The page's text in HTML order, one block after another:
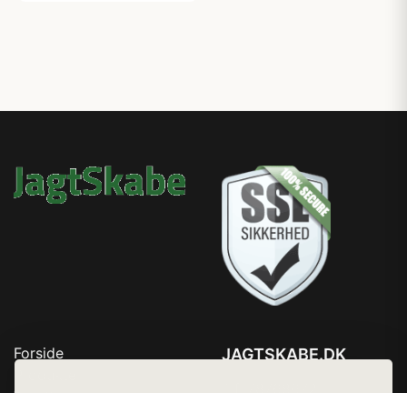
Forside
JAGTSKABE.DK